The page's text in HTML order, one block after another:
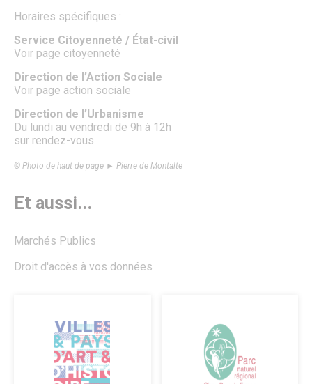
Horaires spécifiques :
Service Citoyenneté / État-civil
Voir page citoyenneté
Direction de l’Action Sociale
Voir page action sociale
Direction de l’Urbanisme
Du lundi au vendredi de 9h à 12h
sur rendez-vous
© Photo de haut de page ► Pierre de Montalte
Et aussi...
Marchés Publics
Droit d'accès à vos données